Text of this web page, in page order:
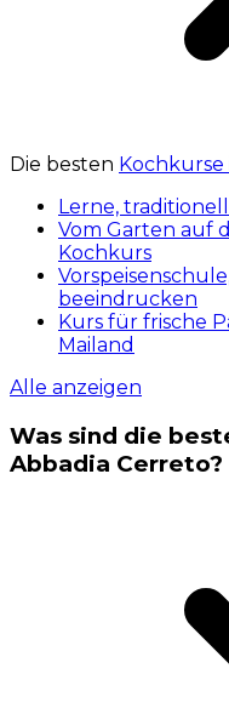
Die besten
Lerne,
Vom Garten auf
Kochkurs
beeindrucken
Kurs für frische
Mailand
Alle anzeigen
Was sind die
Abbadia Cerreto?